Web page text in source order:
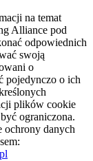
na temat
Alliance pod
odpowiednich
swoją
o
pojedynczo o ich
plików cookie
ograniczona.
ochrony danych